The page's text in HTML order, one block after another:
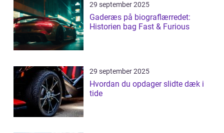
29 september 2025
Gaderæs på biograflærredet:
Historien bag Fast & Furious
29 september 2025
Hvordan du opdager slidte dæk i
tide